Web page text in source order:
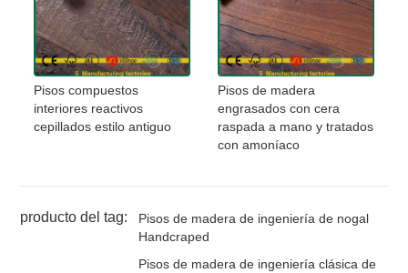
Pisos compuestos
interiores reactivos
cepillados estilo antiguo
Pisos de madera
engrasados ​​con cera
raspada a mano y tratados
con amoníaco
producto del tag:
Pisos de madera de ingeniería de nogal
Handcraped
Pisos de madera de ingeniería clásica de